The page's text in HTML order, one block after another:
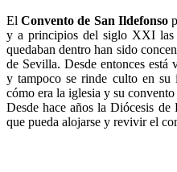
ElConvento de San Ildefonso
y a principios del siglo XXI las
quedaban dentro han sido
de Sevilla. Desde entonces está
y tampoco se rinde culto en
cómo era la iglesia y su
Desde hace años la Diócesis de
que pueda alojarse y revivir el